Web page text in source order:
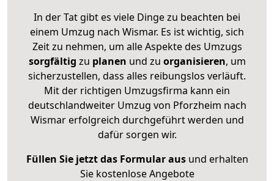
In der Tat gibt es viele Dinge zu beachten bei
einem Umzug nach Wismar. Es ist wichtig, sich
Zeit zu nehmen, um alle Aspekte des Umzugs
sorgfältig zu planen und zu organisieren, um
sicherzustellen, dass alles reibungslos verläuft.
Mit der richtigen Umzugsfirma kann ein
deutschlandweiter Umzug von Pforzheim nach
Wismar erfolgreich durchgeführt werden und
dafür sorgen wir.
Füllen Sie jetzt das Formular ausund erhalten
Sie kostenlose Angebote